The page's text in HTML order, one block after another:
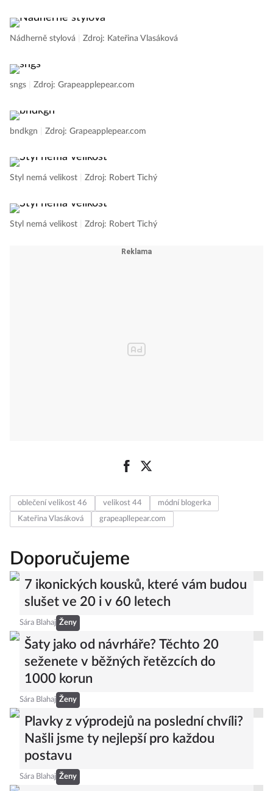
Nádherně stylová Zdroj: Kateřina Vlasáková
sngs Zdroj: Grapeapplepear.com
bndkgn Zdroj: Grapeapplepear.com
Styl nemá velikost Zdroj: Robert Tichý
Styl nemá velikost Zdroj: Robert Tichý
oblečení velikost 46 velikost 44
módní blogerka
Kateřina Vlasáková
grapeapllepear.com
Doporučujeme
7 ikonických kousků, které vám budou
slušet ve 20 i v 60 letech
Sára Blahaj Ženy
Šaty jako od návrháře? Těchto 20
seženete v běžných řetězcích do
1000 korun
Sára Blahaj Ženy
Plavky z výprodejů na poslední chvíli?
Našli jsme ty nejlepší pro každou
postavu
Sára Blahaj Ženy